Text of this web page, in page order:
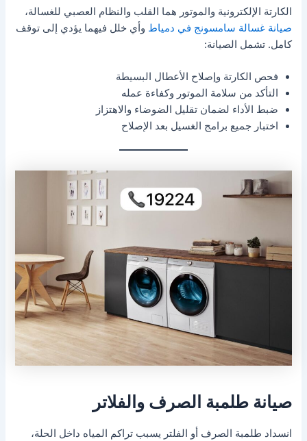
الكارتة الإلكترونية والموتور هما القلب والنظام العصبي للغسالة،
صيانة غسالة سامسونج في دمياط وأي خلل فيهما يؤدي إلى توقف
كامل. تشمل الصيانة:
فحص الكارتة وإصلاح الأعطال البسيطة
التأكد من سلامة الموتور وكفاءة عمله
ضبط الأداء لضمان تقليل الضوضاء والاهتزاز
اختبار جميع برامج الغسيل بعد الإصلاح
صيانة طلمبة الصرف والفلاتر
انسداد طلمبة الصرف أو الفلتر يسبب تراكم المياه داخل الحلة،